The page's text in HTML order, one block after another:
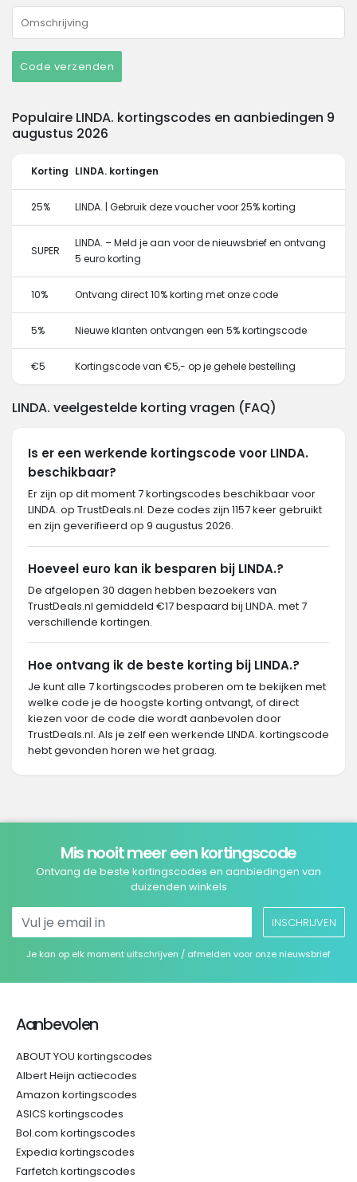
Code verzenden
Populaire LINDA. kortingscodes en aanbiedingen 9
augustus 2026
Korting LINDA. kortingen
25% LINDA. | Gebruik deze voucher voor 25% korting
SUPER
LINDA. – Meld je aan voor de nieuwsbrief en ontvang
5 euro korting
10% Ontvang direct 10% korting met onze code
5% Nieuwe klanten ontvangen een 5% kortingscode
€5 Kortingscode van €5,- op je gehele bestelling
LINDA. veelgestelde korting vragen (FAQ)
Is er een werkende kortingscode voor LINDA.
beschikbaar?
Er zijn op dit moment 7 kortingscodes beschikbaar voor
LINDA. op TrustDeals.nl. Deze codes zijn 1157 keer gebruikt
en zijn geverifieerd op 9 augustus 2026.
Hoeveel euro kan ik besparen bij LINDA.?
De afgelopen 30 dagen hebben bezoekers van
TrustDeals.nl gemiddeld €17 bespaard bij LINDA. met 7
verschillende kortingen.
Hoe ontvang ik de beste korting bij LINDA.?
Je kunt alle 7 kortingscodes proberen om te bekijken met
welke code je de hoogste korting ontvangt, of direct
kiezen voor de code die wordt aanbevolen door
TrustDeals.nl. Als je zelf een werkende LINDA. kortingscode
hebt gevonden horen we het graag.
Mis nooit meer een kortingscode
Ontvang de beste kortingscodes en aanbiedingen van
duizenden winkels
INSCHRIJVEN
Je kan op elk moment uitschrijven / afmelden voor onze nieuwsbrief
Aanbevolen
ABOUT YOU kortingscodes
Albert Heijn actiecodes
Amazon kortingscodes
ASICS kortingscodes
Bol.com kortingscodes
Expedia kortingscodes
Farfetch kortingscodes